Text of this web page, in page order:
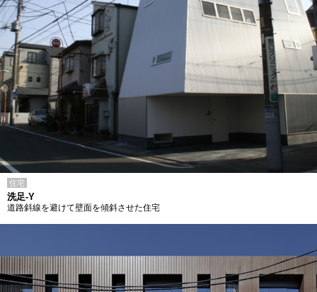
住宅
洗足-Y
道路斜線を避けて壁面を傾斜させた住宅